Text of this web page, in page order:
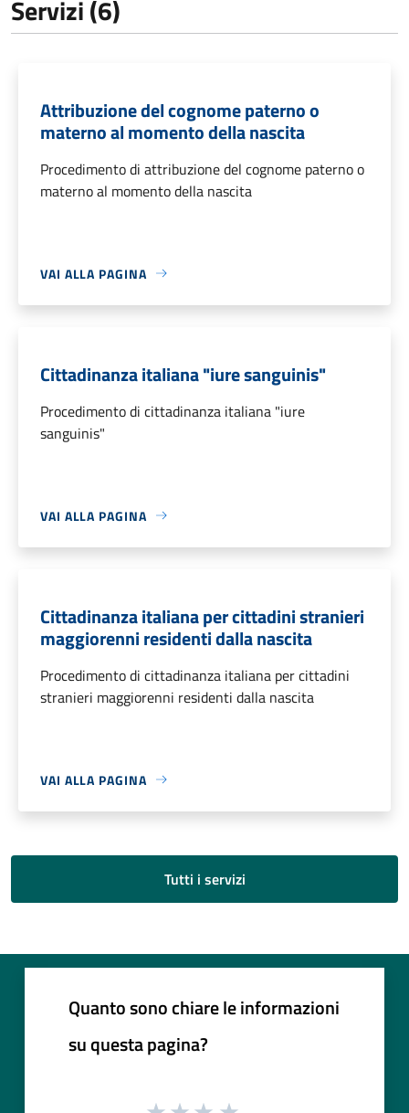
Servizi (6)
Attribuzione del cognome paterno o
materno al momento della nascita
Procedimento di attribuzione del cognome paterno o
materno al momento della nascita
VAI ALLA PAGINA
Cittadinanza italiana "iure sanguinis"
Procedimento di cittadinanza italiana "iure
sanguinis"
VAI ALLA PAGINA
Cittadinanza italiana per cittadini stranieri
maggiorenni residenti dalla nascita
Procedimento di cittadinanza italiana per cittadini
stranieri maggiorenni residenti dalla nascita
VAI ALLA PAGINA
Tutti i servizi
Quanto sono chiare le informazioni
su questa pagina?